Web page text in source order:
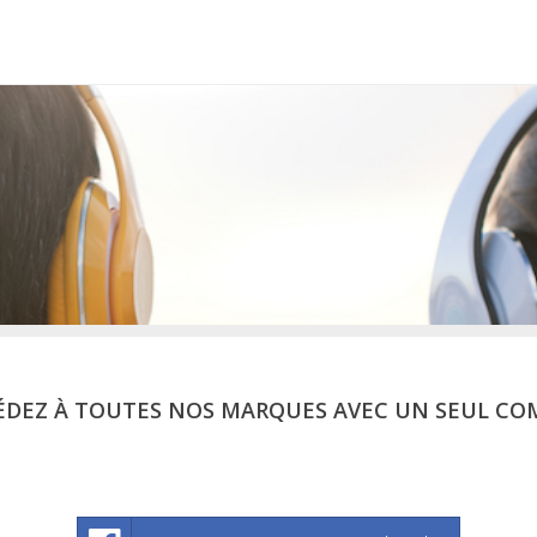
À TOUTES NOS MARQUES AVEC UN SEUL